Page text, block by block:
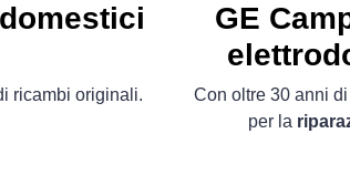
ricambi originali.
GE
Con oltre 30 anni
per la